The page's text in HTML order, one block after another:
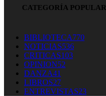
CATEGORÍA POPULAR
BIBLIOTECA770
NOTICIAS536
CRITICAS103
OPINION52
DANZA41
LIBROS27
ENTREVISTAS23